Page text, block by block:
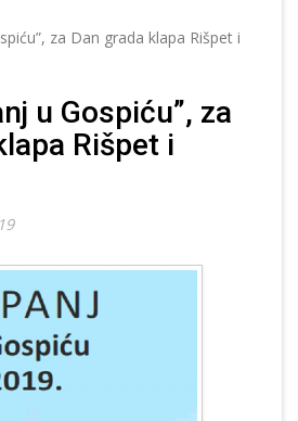
za Dan grada klapa Rišpet i
u Gospiću”, za
Rišpet i